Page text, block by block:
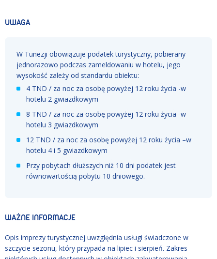
UWAGA
W Tunezji obowiązuje podatek turystyczny, pobierany
jednorazowo podczas zameldowaniu w hotelu, jego
wysokość zależy od standardu obiektu:
4 TND / za noc za osobę powyżej 12 roku życia -w
hotelu 2 gwiazdkowym
8 TND / za noc za osobę powyżej 12 roku życia -w
hotelu 3 gwiazdkowym
12 TND / za noc za osobę powyżej 12 roku życia –w
hotelu 4 i 5 gwiazdkowym
Przy pobytach dłuższych niż 10 dni podatek jest
równowartością pobytu 10 dniowego.
WAŻNE INFORMACJE
Opis imprezy turystycznej uwzględnia usługi świadczone w
szczycie sezonu, który przypada na lipiec i sierpień. Zakres